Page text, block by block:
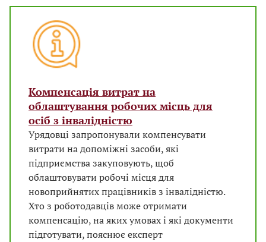
Компенсація витрат на
облаштування робочих місць для
осіб з інвалідністю
Урядовці запропонували компенсувати
витрати на допоміжні засоби, які
підприємства закуповують, щоб
облаштовувати робочі місця для
новоприйнятих працівників з інвалідністю.
Хто з роботодавців може отримати
компенсацію, на яких умовах і які документи
підготувати, пояснює експерт